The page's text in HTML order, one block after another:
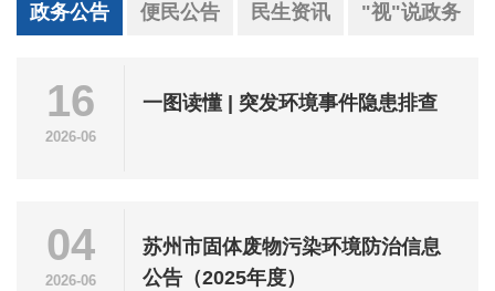
政务公告 便民公告 民生资讯 "视"说政务
16
2026-06
一图读懂 | 突发环境事件隐患排查
04
2026-06
苏州市固体废物污染环境防治信息
公告（2025年度）